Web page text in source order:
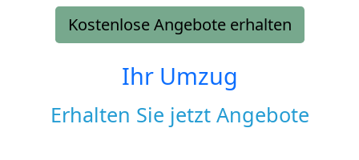
Kostenlose Angebote erhalten
Ihr Umzug
Erhalten Sie jetzt Angebote